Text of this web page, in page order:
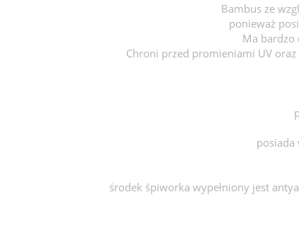
Bambus ze
ponieważ
Ma bardzo
Chroni przed promieniami UV
posiada
środek śpiworka wypełniony jest